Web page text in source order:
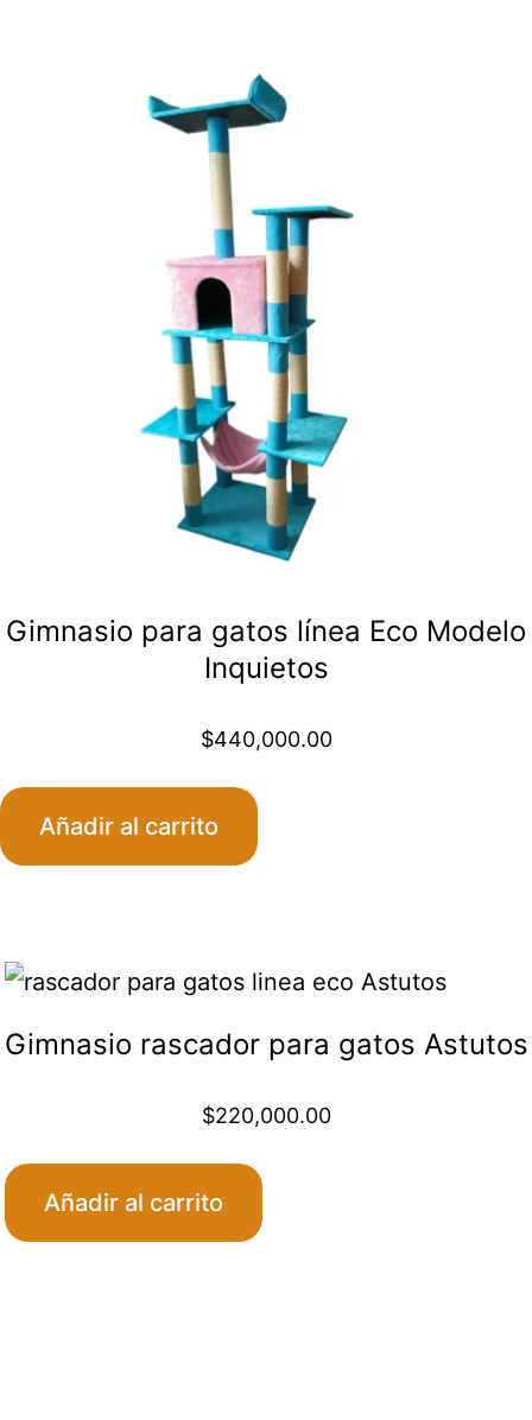
Gimnasio para gatos línea Eco Modelo
Inquietos
$440,000.00
Añadir al carrito
Gimnasio rascador para gatos Astutos
$220,000.00
Añadir al carrito